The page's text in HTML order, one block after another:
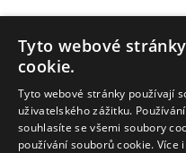
Tyto webové
cookie.
Tyto webové stránky používají
uživatelského zážitku.
souhlasíte se všemi soubory
používání souborů cookie. Více